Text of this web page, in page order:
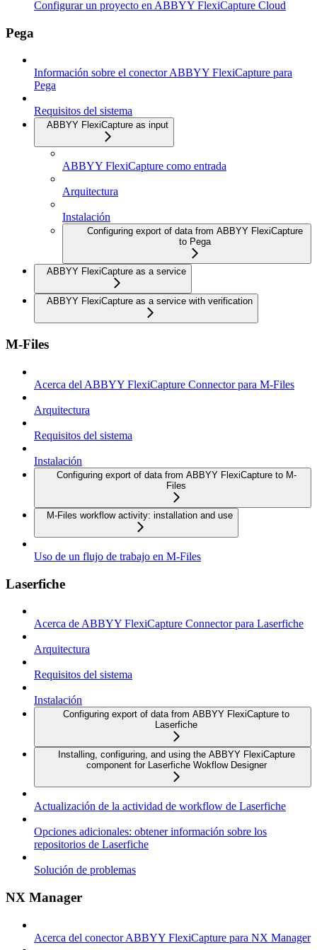
Configurar un proyecto en ABBYY FlexiCapture Cloud
Pega
Información sobre el conector ABBYY FlexiCapture para
Pega
Requisitos del sistema
ABBYY FlexiCapture as input
ABBYY FlexiCapture como entrada
Arquitectura
Instalación
Configuring export of data from ABBYY FlexiCapture
to Pega
ABBYY FlexiCapture as a service
ABBYY FlexiCapture as a service with verification
M-Files
Acerca del ABBYY FlexiCapture Connector para M-Files
Arquitectura
Requisitos del sistema
Instalación
Configuring export of data from ABBYY FlexiCapture to M-
Files
M-Files workflow activity: installation and use
Uso de un flujo de trabajo en M-Files
Laserfiche
Acerca de ABBYY FlexiCapture Connector para Laserfiche
Arquitectura
Requisitos del sistema
Instalación
Configuring export of data from ABBYY FlexiCapture to
Laserfiche
Installing, configuring, and using the ABBYY FlexiCapture
component for Laserfiche Wokflow Designer
Actualización de la actividad de workflow de Laserfiche
Opciones adicionales: obtener información sobre los
repositorios de Laserfiche
Solución de problemas
NX Manager
Acerca del conector ABBYY FlexiCapture para NX Manager